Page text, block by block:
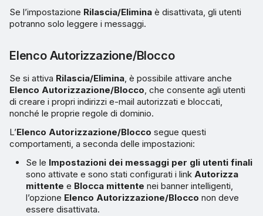
Se l’impostazione Rilascia/Elimina è disattivata, gli utenti
potranno solo leggere i messaggi.
Elenco Autorizzazione/Blocco
Se si attiva Rilascia/Elimina, è possibile attivare anche
Elenco Autorizzazione/Blocco, che consente agli utenti
di creare i propri indirizzi e-mail autorizzati e bloccati,
nonché le proprie regole di dominio.
L’Elenco Autorizzazione/Blocco segue questi
comportamenti, a seconda delle impostazioni:
Se le Impostazioni dei messaggi per gli utenti finali
sono attivate e sono stati configurati i linkAutorizza
mittente e Blocca mittente nei banner intelligenti,
l’opzione Elenco Autorizzazione/Blocco non deve
essere disattivata.